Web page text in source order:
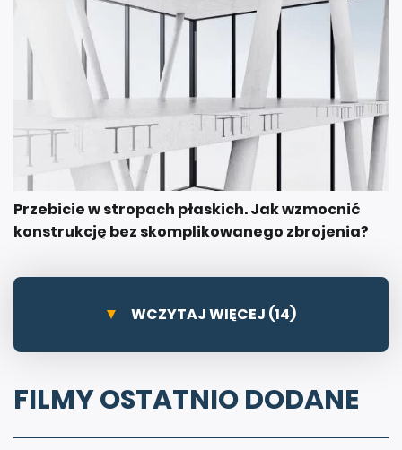
Przebicie w stropach płaskich. Jak wzmocnić
konstrukcję bez skomplikowanego zbrojenia?
WCZYTAJ WIĘCEJ (14)
FILMY OSTATNIO DODANE